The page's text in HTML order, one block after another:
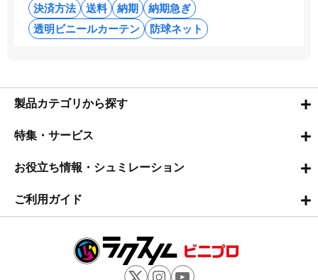
決済方法 送料 納期
納期急ぎ
透明ビニールカーテン
防球ネット
製品カテゴリから探す
特集・サービス
お役立ち情報・シュミレーション
ご利用ガイド